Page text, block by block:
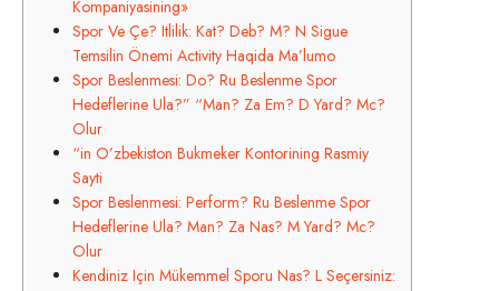
Kompaniyasining»
Spor Ve Çe? Itlilik: Kat? Deb? M? N Sigue
Temsilin Önemi Activity Haqida Ma’lumo
Spor Beslenmesi: Do? Ru Beslenme Spor
Hedeflerine Ula?” “Man? Za Em? D Yard? Mc?
Olur
“in O’zbekiston Bukmeker Kontorining Rasmiy
Sayti​
Spor Beslenmesi: Perform? Ru Beslenme Spor
Hedeflerine Ula? Man? Za Nas? M Yard? Mc?
Olur
Kendiniz Için Mükemmel Sporu Nas? L Seçersiniz: